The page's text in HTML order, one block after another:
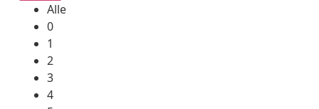
Alle
0
1
2
3
4